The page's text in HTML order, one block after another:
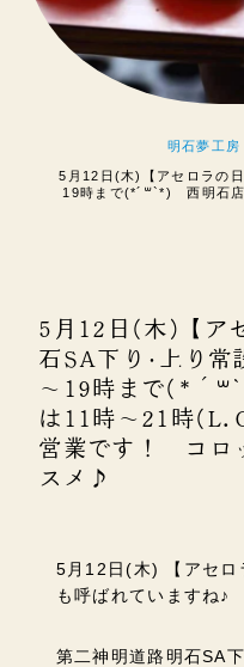
明石夢工
5月12日(木)【アセロラの
19時まで(*´꒳`*) 西明石
5月12日(木)【ア
石SA下り･上り常
～19時まで
は11時～21時
営業です！ コロ
スメ♪
5月12日(木) 【アセロ
も呼ばれていますね♪
第二神明道路明石SA